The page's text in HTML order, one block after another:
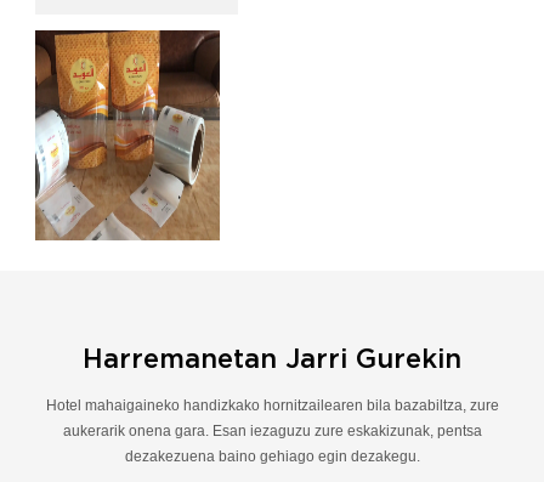
Harremanetan Jarri Gurekin
Hotel mahaigaineko handizkako hornitzailearen bila bazabiltza, zure
aukerarik onena gara. Esan iezaguzu zure eskakizunak, pentsa
dezakezuena baino gehiago egin dezakegu.